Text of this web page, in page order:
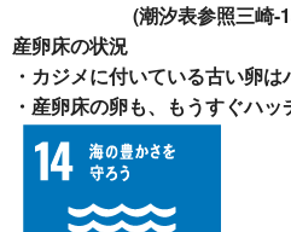
(潮汐表参照三崎-15
産卵床の状況
・カジメに付いている古い卵は
・産卵床の卵も、もうすぐハッ